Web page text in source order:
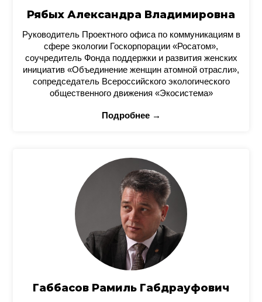
Рябых Александра Владимировна
Руководитель Проектного офиса по коммуникациям в
сфере экологии Госкорпорации «Росатом»,
соучредитель Фонда поддержки и развития женских
инициатив «Объединение женщин атомной отрасли»,
сопредседатель Всероссийского экологического
общественного движения «Экосистема»
Подробнее →
Габбасов Рамиль Габдрауфович